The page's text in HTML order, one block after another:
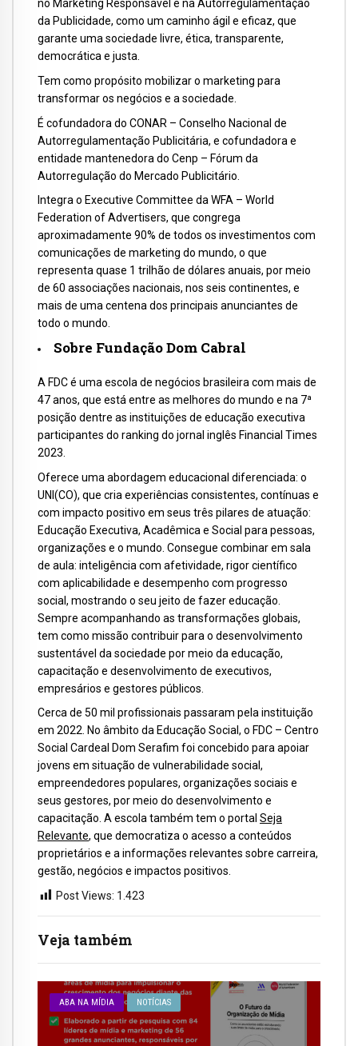
Veja também
ABA NA MÍDIA NOTÍCIAS
no Marketing Responsável e na Autorregulamentação
da Publicidade, como um caminho ágil e eficaz, que
garante uma sociedade livre, ética, transparente,
democrática e justa.
Tem como propósito mobilizar o marketing para
transformar os negócios e a sociedade.
É cofundadora do CONAR – Conselho Nacional de
Autorregulamentação Publicitária, e cofundadora e
entidade mantenedora do Cenp – Fórum da
Autorregulação do Mercado Publicitário.
Integra o Executive Committee da WFA – World
Federation of Advertisers, que congrega
aproximadamente 90% de todos os investimentos com
comunicações de marketing do mundo, o que
representa quase 1 trilhão de dólares anuais, por meio
de 60 associações nacionais, nos seis continentes, e
mais de uma centena dos principais anunciantes de
todo o mundo.
Sobre Fundação Dom Cabral
A FDC é uma escola de negócios brasileira com mais de
47 anos, que está entre as melhores do mundo e na 7ª
posição dentre as instituições de educação executiva
participantes do ranking do jornal inglês Financial Times
2023.
Oferece uma abordagem educacional diferenciada: o
UNI(CO), que cria experiências consistentes, contínuas e
com impacto positivo em seus três pilares de atuação:
Educação Executiva, Acadêmica e Social para pessoas,
organizações e o mundo. Consegue combinar em sala
de aula: inteligência com afetividade, rigor científico
com aplicabilidade e desempenho com progresso
social, mostrando o seu jeito de fazer educação.
Sempre acompanhando as transformações globais,
tem como missão contribuir para o desenvolvimento
sustentável da sociedade por meio da educação,
capacitação e desenvolvimento de executivos,
empresários e gestores públicos.
Cerca de 50 mil profissionais passaram pela instituição
em 2022. No âmbito da Educação Social, o FDC – Centro
Social Cardeal Dom Serafim foi concebido para apoiar
jovens em situação de vulnerabilidade social,
empreendedores populares, organizações sociais e
seus gestores, por meio do desenvolvimento e
capacitação. A escola também tem o portal Seja
Relevante, que democratiza o acesso a conteúdos
proprietários e a informações relevantes sobre carreira,
gestão, negócios e impactos positivos.
Post Views: 1.423